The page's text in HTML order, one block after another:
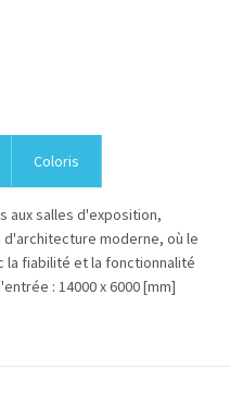
Coloris
aux salles d'exposition,
moderne, où le
la fiabilité et la fonctionnalité
: 14000 x 6000 [mm]